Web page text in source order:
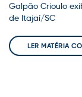
Galpão Crioulo
de Itajaí/SC
LER MATÉRIA